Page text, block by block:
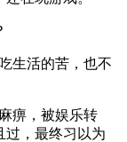
生活的苦，也不
痹，被娱乐转
过，最终习以为